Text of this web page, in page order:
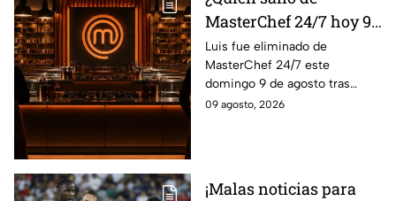
MasterChef 24/7 hoy 9
de agosto? Este
participante quedó
eliminado
Luis fue eliminado de
MasterChef 24/7 este
domingo 9 de agosto tras
enfrentarse a Ixdit y Michelle
09 agosto, 2026
¡Malas noticias para